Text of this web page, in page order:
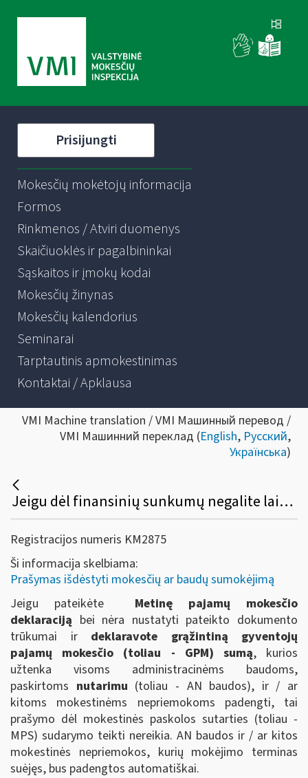
Prisijungti
Mokesčių mokėtojų informacija
Formos
Rinkmenos / Atviri duomenys
Skaičiuoklės ir pagalbininkai
Sąskaitos ir įmokų kodai
Mokesčių žinynas
Mokesčių kalendorius
Seminarai
Tarptautinis apmokestinimas
Kontaktai / Apklausa
VMI Machine translation / VMI Машинный перевод /
VMI Машинний переклад (English, Русский,
Українська)
Jeigu dėl finansinių sunkumų negalite laiku sumokėti nutarimu paskirtos baudos už administracinį nusižengimą ir (arba) kitų mokestinių nepriemokų, tačiau deklaruojate grąžintiną gyventojų pajamų mokesčio permoką pagal Metinę pajamų mokesčio deklaraciją, ar reikia kreiptis dėl mokestinės paskolos sutarties sudarymo?
Registracijos numeris KM2875
Ši informacija skelbiama:
Prašymas išdėstyti mokesčių ar baudų sumokėjimą
Jeigu pateikėte Metinę pajamų mokesčio
deklaraciją bei nėra nustatyti pateikto dokumento
trūkumai ir deklaravote grąžintiną gyventojų
pajamų mokesčio (toliau - GPM) sumą, kurios
užtenka visoms administracinėms baudoms,
paskirtoms nutarimu (toliau - AN baudos), ir / ar
kitoms mokestinėms nepriemokoms padengti, tai
prašymo dėl mokestinės paskolos sutarties (toliau -
MPS) sudarymo teikti nereikia. AN baudos ir / ar kitos
mokestinės nepriemokos, kurių mokėjimo terminas
suėjęs, bus padengtos automatiškai.